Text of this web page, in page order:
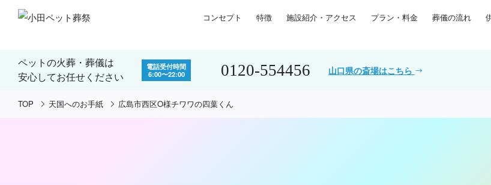
コンセプト 特徴 施設紹介・アクセス プラン・料金 葬儀の流れ
ペットの火葬・葬儀は
安心してお任せください
電話受付時間
6:00〜22:00
0120-554456 山口県の斎場はこちら
TOP 天国へのお手紙 広島市西区O様チワワの四葉くん